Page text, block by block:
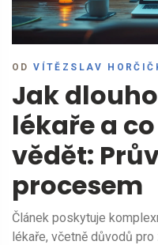
ODVÍTĚZSLAV
Jak
lékaře a
vědět:
procesem
Článek poskytuje
lékaře, včetně důvodů